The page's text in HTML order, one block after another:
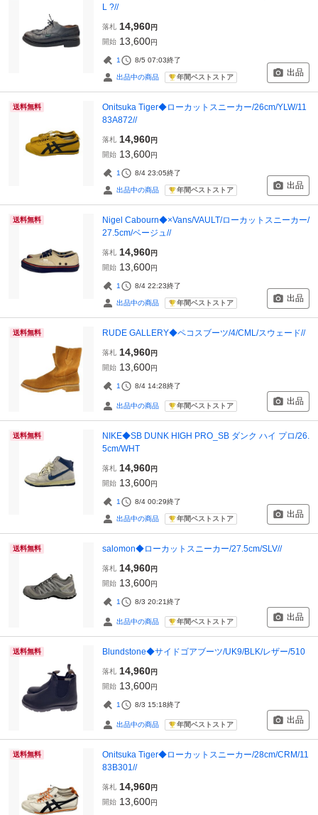
L ?//
落札 14,960円
開始 13,600円
1 8/5 07:03終了
出品中の商品 年間ベストストア 出品
送料無料
Onitsuka Tiger◆ローカットスニーカー/26cm/YLW/11
83A872//
落札 14,960円
開始 13,600円
1 8/4 23:05終了
出品中の商品 年間ベストストア 出品
送料無料
Nigel Cabourn◆×Vans/VAULT/ローカットスニーカー/
27.5cm/ベージュ//
落札 14,960円
開始 13,600円
1 8/4 22:23終了
出品中の商品 年間ベストストア 出品
送料無料 RUDE GALLERY◆ペコスブーツ/4/CML/スウェード//
落札 14,960円
開始 13,600円
1 8/4 14:28終了
出品中の商品 年間ベストストア 出品
送料無料
NIKE◆SB DUNK HIGH PRO_SB ダンク ハイ プロ/26.
5cm/WHT
落札 14,960円
開始 13,600円
1 8/4 00:29終了
出品中の商品 年間ベストストア 出品
送料無料 salomon◆ローカットスニーカー/27.5cm/SLV//
落札 14,960円
開始 13,600円
1 8/3 20:21終了
出品中の商品 年間ベストストア 出品
送料無料 Blundstone◆サイドゴアブーツ/UK9/BLK/レザー/510
落札 14,960円
開始 13,600円
1 8/3 15:18終了
出品中の商品 年間ベストストア 出品
送料無料
Onitsuka Tiger◆ローカットスニーカー/28cm/CRM/11
83B301//
落札 14,960円
開始 13,600円